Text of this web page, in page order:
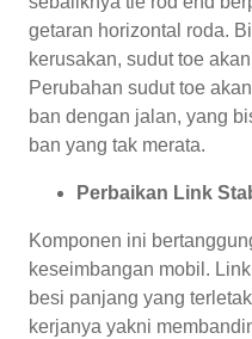
getaran horizontal roda.
kerusakan, sudut toe
Perubahan sudut toe
ban dengan jalan, yang
ban yang tak merata.
Perbaikan Link
Komponen ini
keseimbangan mobil.
besi panjang yang
kerjanya yakni